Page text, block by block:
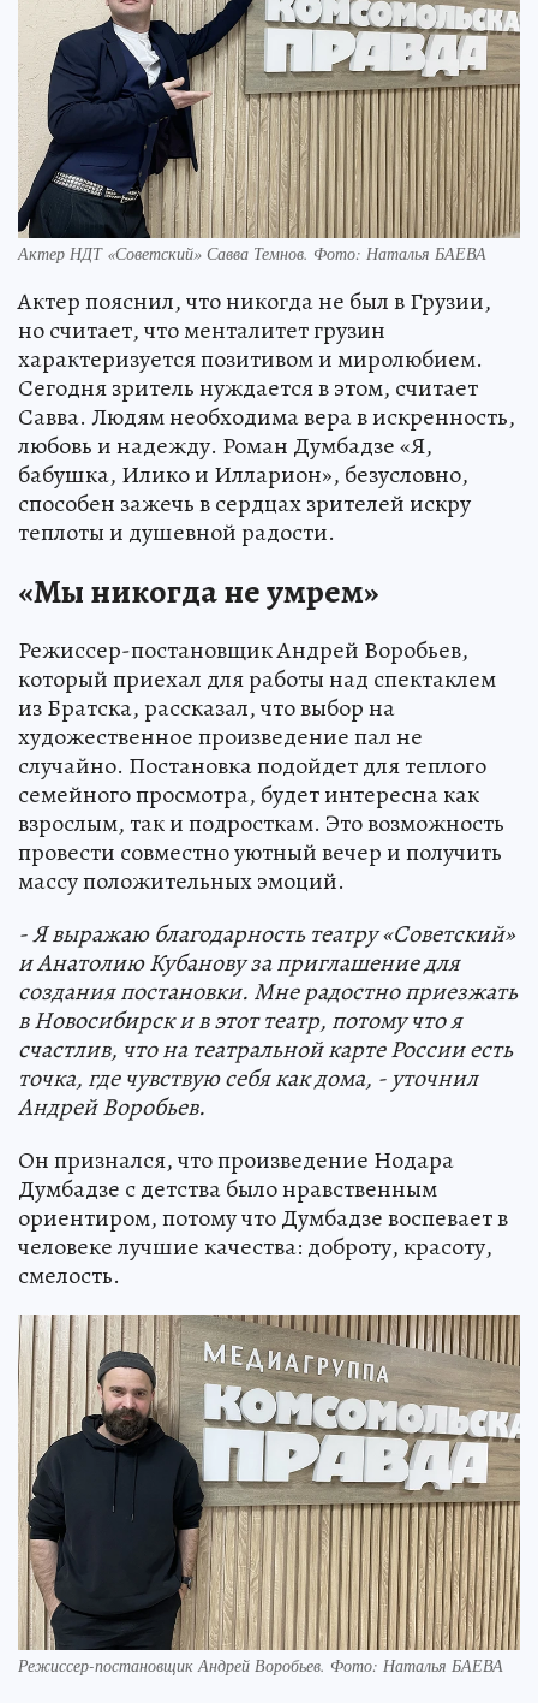
Актер НДТ «Советский» Савва Темнов. Фото: Наталья БАЕВА
Актер пояснил, что никогда не был в Грузии,
но считает, что менталитет грузин
характеризуется позитивом и миролюбием.
Сегодня зритель нуждается в этом, считает
Савва. Людям необходима вера в искренность,
любовь и надежду. Роман Думбадзе «Я,
бабушка, Илико и Илларион», безусловно,
способен зажечь в сердцах зрителей искру
теплоты и душевной радости.
«Мы никогда не умрем»
Режиссер-постановщик Андрей Воробьев,
который приехал для работы над спектаклем
из Братска, рассказал, что выбор на
художественное произведение пал не
случайно. Постановка подойдет для теплого
семейного просмотра, будет интересна как
взрослым, так и подросткам. Это возможность
провести совместно уютный вечер и получить
массу положительных эмоций.
- Я выражаю благодарность театру «Советский»
и Анатолию Кубанову за приглашение для
создания постановки. Мне радостно приезжать
в Новосибирск и в этот театр, потому что я
счастлив, что на театральной карте России есть
точка, где чувствую себя как дома, - уточнил
Андрей Воробьев.
Он признался, что произведение Нодара
Думбадзе с детства было нравственным
ориентиром, потому что Думбадзе воспевает в
человеке лучшие качества: доброту, красоту,
смелость.
Режиссер-постановщик Андрей Воробьев. Фото: Наталья БАЕВА